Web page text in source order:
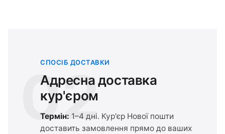
02
СПОСІБ ДОСТАВКИ
Адресна доставка
кур'єром
Термін: 1–4 дні. Кур'єр Нової пошти
доставить замовлення прямо до ваших